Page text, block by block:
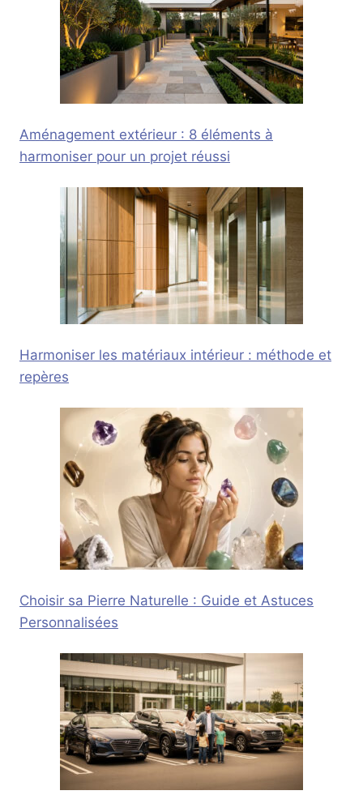
Aménagement extérieur : 8 éléments à
harmoniser pour un projet réussi
Harmoniser les matériaux intérieur : méthode et
repères
Choisir sa Pierre Naturelle : Guide et Astuces
Personnalisées